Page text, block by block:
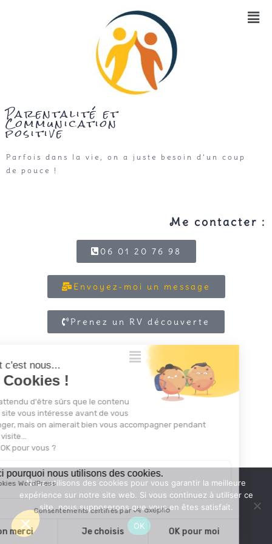
Parentalité et
Communication
positive
Parfois dans la vie, on a juste besoin d’un coup
de pouce !
Me contacter :
06 01 20 76 98
Envoyez-moi un message
Prenez un RV découverte
Nous utilisons des cookies pour vous garantir la meilleure
expérience sur notre site web. Si vous continuez à utiliser ce
site, nous supposerons que vous en êtes satisfait.
OK